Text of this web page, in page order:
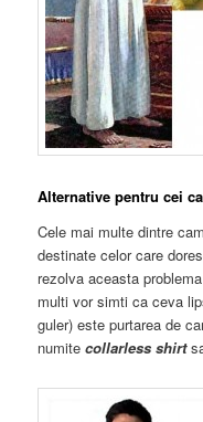
Alternative pentru cei
Cele mai multe dintre
destinate celor care
rezolva aceasta
multi vor simti ca ceva
guler) este purtarea de
numitecollarless shirt